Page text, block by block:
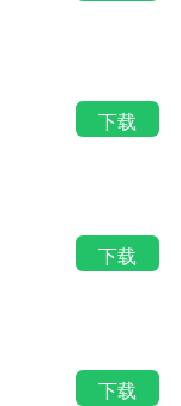
下载
下载
下载